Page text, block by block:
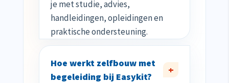
je met studie, advies,
handleidingen, opleidingen en
praktische ondersteuning.
Hoe werkt zelfbouw met
begeleiding bij Easykit?